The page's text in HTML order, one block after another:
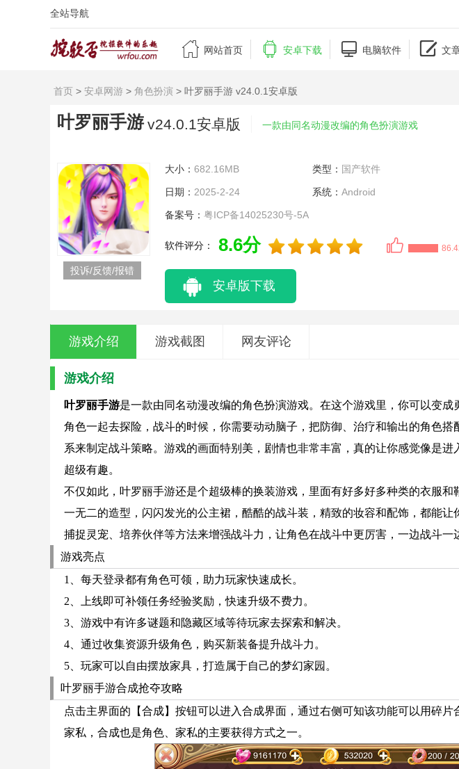
全站导航
 网站首页  安卓下载  电脑软件  文
首页 > 安卓网游 > 角色扮演 > 叶罗丽手游 v24.0.1安卓版
叶罗丽手游 v24.0.1安卓版 一款由同名动漫改编的角色扮演游戏
投诉/反馈/报错
大小： 682.16MB 类型： 国产软件
日期： 2025-2-24 系统： Android
备案号： 粤ICP备14025230号-5A
软件评分： 8.6分
安卓版下载
游戏介绍 游戏截图 网友评论
游戏介绍
叶罗丽手游是一款由同名动漫改编的角色扮演游戏。在这个游戏里，你可以变
角色一起去探险，战斗的时候，你需要动动脑子，把防御、治疗和输出的角色
系来制定战斗策略。游戏的画面特别美，剧情也非常丰富，真的让你感觉像是
超级有趣。
不仅如此，叶罗丽手游还是个超级棒的换装游戏，里面有好多好多种类的衣服
一无二的造型，闪闪发光的公主裙，酷酷的战斗装，精致的妆容和配饰，都能
捕捉灵宠、培养伙伴等方法来增强战斗力，让角色在战斗中更厉害，一边战斗一
游戏亮点
1、每天登录都有角色可领，助力玩家快速成长。
2、上线即可补领任务经验奖励，快速升级不费力。
3、游戏中有许多谜题和隐藏区域等待玩家去探索和解决。
4、通过收集资源升级角色，购买新装备提升战斗力。
5、玩家可以自由摆放家具，打造属于自己的梦幻家园。
叶罗丽手游合成抢夺攻略
点击主界面的【合成】按钮可以进入合成界面，通过右侧可知该功能可以用碎
家私，合成也是角色、家私的主要获得方式之一。